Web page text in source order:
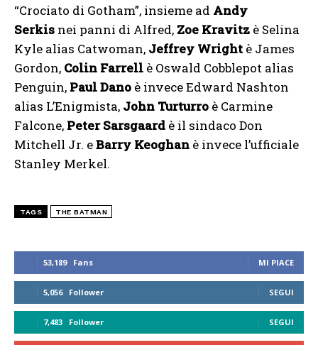
53,189 Fans MI PIACE
5,056 Follower SEGUI
7,483 Follower SEGUI
“Crociato di Gotham”, insieme ad Andy
Serkis nei panni di Alfred, Zoe Kravitz è Selina
Kyle alias Catwoman, Jeffrey Wright è James
Gordon, Colin Farrell è Oswald Cobblepot alias
Penguin, Paul Dano è invece Edward Nashton
alias L’Enigmista, John Turturro è Carmine
Falcone, Peter Sarsgaard è il sindaco Don
Mitchell Jr. eBarry Keoghan è invece l’ufficiale
Stanley Merkel.
TAGS THE BATMAN